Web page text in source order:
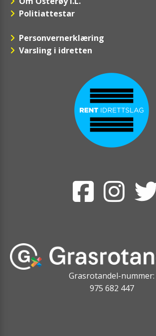
Politiattestar
Personvernerklæring
Varsling i idretten
Grasrotandel-nummer:
975 682 447